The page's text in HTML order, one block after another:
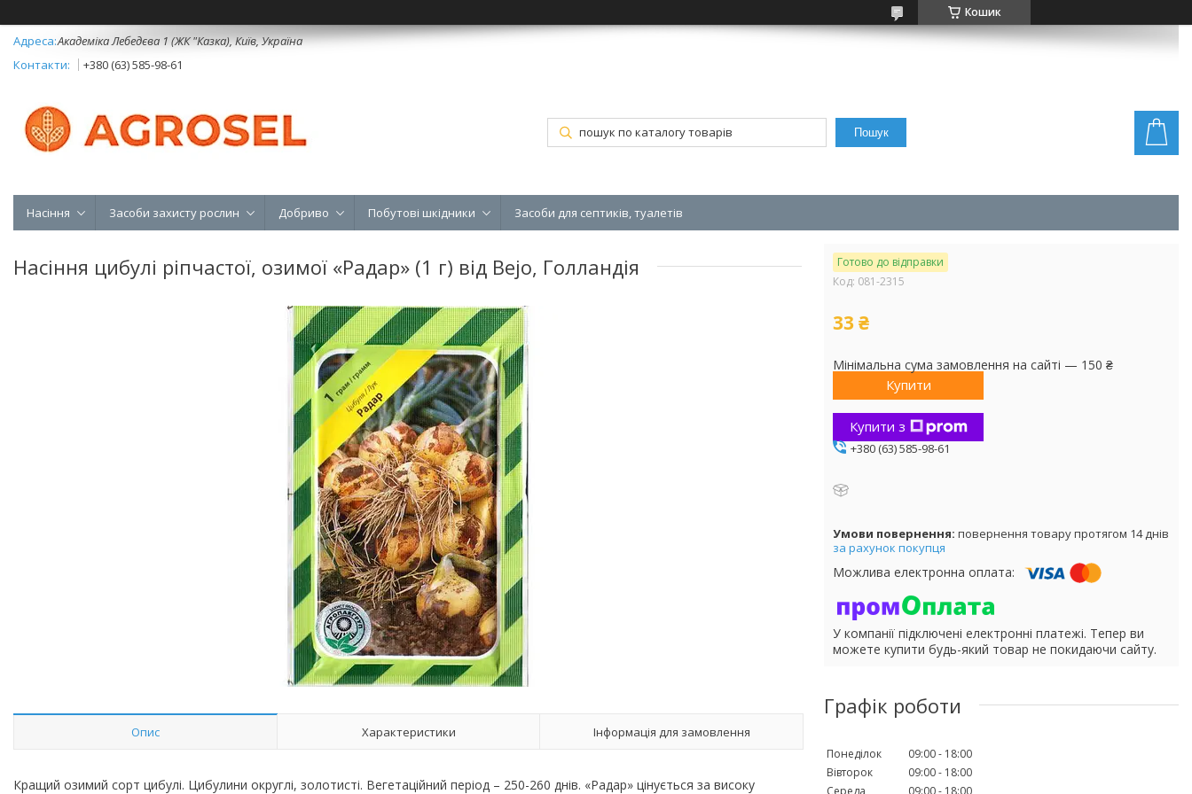
Кошик
Академіка Лебедєва 1 (ЖК "Казка), Київ, Україна
+380 (63) 585-98-61
Пошук
Насіння Засоби захисту рослин Добриво Побутові шкідники Засоби для септиків, туалетів
Насіння цибулі ріпчастої, озимої «Радар» (1 г) від Bejo, Голландія
Опис Характеристики Інформація для замовлення
Кращий озимий сорт цибулі. Цибулини округлі, золотисті. Вегетаційний період – 250-260 днів. «Радар» цінується за високу
Готово до відправки
Код: 081-2315
33 ₴
Мінімальна сума замовлення на сайті — 150 ₴
Купити
Купити з
+380 (63) 585-98-61
повернення товару протягом 14 днів
за рахунок покупця
У компанії підключені електронні платежі. Тепер ви
можете купити будь-який товар не покидаючи сайту.
Графік роботи
Понеділок 09:00
18:00
Вівторок
09:00
18:00
Середа
09:00 18:00